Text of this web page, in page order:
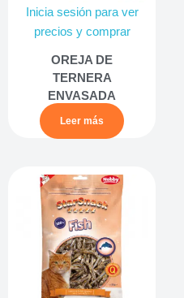
Inicia sesión para ver
precios y comprar
OREJA DE
TERNERA
ENVASADA
Leer más